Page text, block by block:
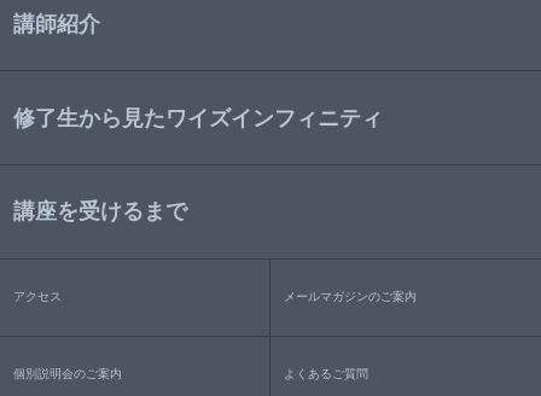
講師紹介
修了生から見たワイズインフィニティ
講座を受けるまで
アクセス メールマガジンのご案内
個別説明会のご案内 よくあるご質問